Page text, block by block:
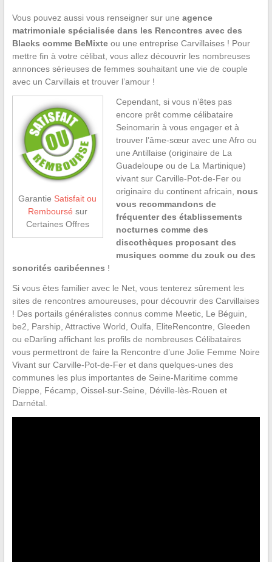
Vous pouvez aussi vous renseigner sur une agence
matrimoniale spécialisée dans les Rencontres avec des
Blacks comme BeMixteou une entreprise Carvillaises ! Pour
mettre fin à votre célibat, vous allez découvrir les nombreuses
annonces sérieuses de femmes souhaitant une vie de couple
avec un Carvillais et trouver l’amour !
Garantie Satisfait ou
Remboursé sur
Certaines Offres
Cependant, si vous n’êtes pas
encore prêt comme célibataire
Seinomarin à vous engager et à
trouver l’âme-sœur avec une Afro ou
une Antillaise (originaire de La
Guadeloupe ou de La Martinique)
vivant sur Carville-Pot-de-Fer ou
originaire du continent africain, nous
vous recommandons de
fréquenter des établissements
nocturnes comme des
discothèques proposant des
musiques comme du zouk ou des
sonorités caribéennes !
Si vous êtes familier avec le Net, vous tenterez sûrement les
sites de rencontres amoureuses, pour découvrir des Carvillaises
! Des portails généralistes connus comme Meetic, Le Béguin,
be2, Parship, Attractive World, Oulfa, EliteRencontre, Gleeden
ou eDarling affichant les profils de nombreuses Célibataires
vous permettront de faire la Rencontre d’une Jolie Femme Noire
Vivant sur Carville-Pot-de-Fer et dans quelques-unes des
communes les plus importantes de Seine-Maritime comme
Dieppe, Fécamp, Oissel-sur-Seine, Déville-lès-Rouen et
Darnétal.